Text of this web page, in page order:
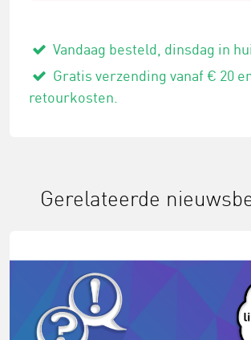
Vandaag besteld, dinsdag in
Gratis verzending vanaf € 20
retourkosten.
Gerelateerde